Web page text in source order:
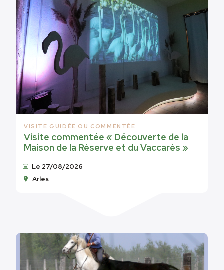
VISITE GUIDÉE OU COMMENTÉE
Visite commentée « Découverte de la
Maison de la Réserve et du Vaccarès »
Le 27/08/2026
Arles